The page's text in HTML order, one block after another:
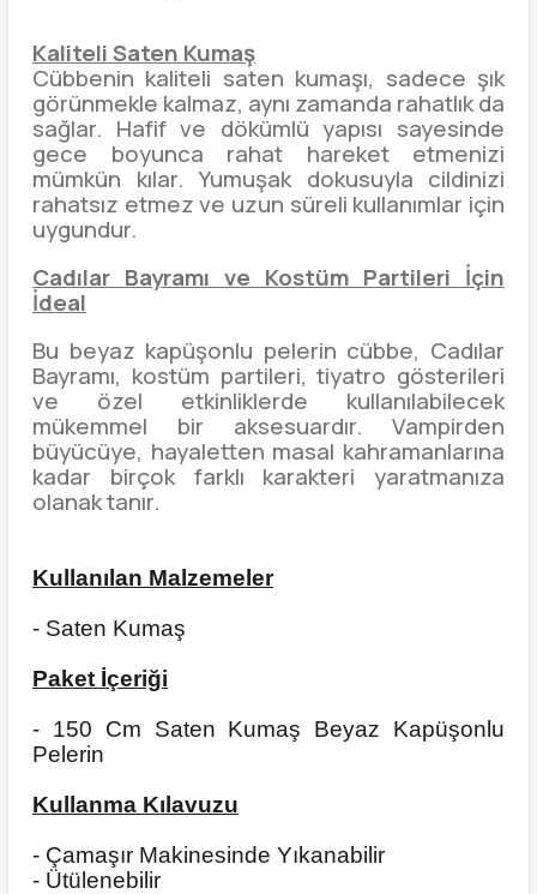
Kaliteli Saten Kumaş
Cübbenin kaliteli saten kumaşı, sadece şık
görünmekle kalmaz, aynı zamanda rahatlık da
sağlar. Hafif ve dökümlü yapısı sayesinde
gece boyunca rahat hareket etmenizi
mümkün kılar. Yumuşak dokusuyla cildinizi
rahatsız etmez ve uzun süreli kullanımlar için
uygundur.
Cadılar Bayramı ve Kostüm Partileri İçin
İdeal
Bu beyaz kapüşonlu pelerin cübbe, Cadılar
Bayramı, kostüm partileri, tiyatro gösterileri
ve özel etkinliklerde kullanılabilecek
mükemmel bir aksesuardır. Vampirden
büyücüye, hayaletten masal kahramanlarına
kadar birçok farklı karakteri yaratmanıza
olanak tanır.
Kullanılan Malzemeler
- Saten Kumaş
Paket İçeriği
- 150 Cm Saten Kumaş Beyaz Kapüşonlu
Pelerin
Kullanma Kılavuzu
- Çamaşır Makinesinde Yıkanabilir
- Ütülenebilir